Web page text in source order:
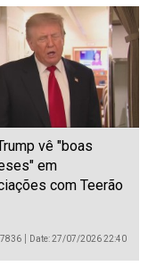
vê "boas
em
com Teerão
Date: 27/07/2026 22:40